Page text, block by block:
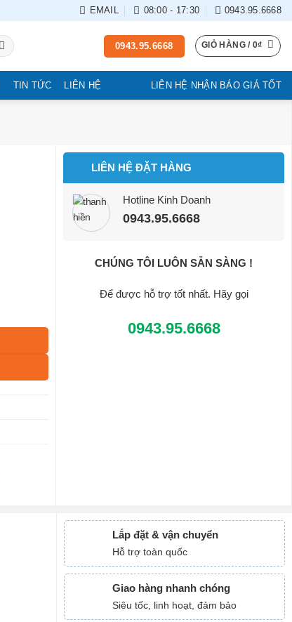
EMAIL 08:00 - 17:30 0943.95.6668
0943.95.6668 GIỎ HÀNG /0₫
TIN TỨC LIÊN HỆ LIÊN HỆ NHẬN BÁO GIÁ TỐT
LIÊN HỆ ĐẶT HÀNG
Hotline Kinh Doanh
0943.95.6668
CHÚNG TÔI LUÔN SẴN SÀNG !
Để được hỗ trợ tốt nhất. Hãy gọi
0943.95.6668
Lắp đặt & vận chuyển
Hỗ trợ toàn quốc
Giao hàng nhanh chóng
Siêu tốc, linh hoạt, đảm bảo